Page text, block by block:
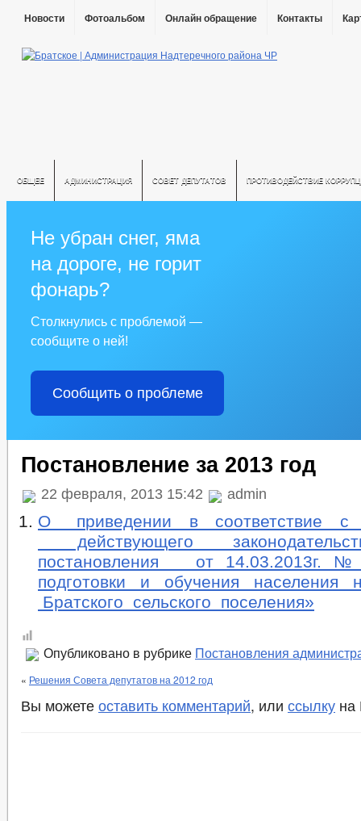
Новости Фотоальбом Онлайн обращение Контакты
ОБЩЕЕ АДМИНИСТРАЦИЯ СОВЕТ ДЕПУТАТОВ ПРОТИВОДЕЙСТВИЕ
Не убран снег, яма
на дороге, не горит
фонарь?
Столкнулись с проблемой —
сообщите о ней!
Сообщить о проблеме
Постановление за 2013 год
22 февраля, 2013 15:42 admin
О приведении в соответствие с
действующего
постановления от 14.03.2013г.
подготовки и обучения населения
Братского сельского поселения»
Опубликовано в рубрике Постановления
« Решения Совета депутатов на 2012 год
Вы можете оставить комментарий, или ссылку на